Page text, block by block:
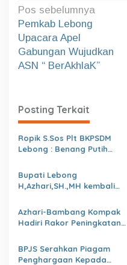
N
a
v
i
s
i
p
s
Pos sebelumnya
Pemkab Lebong
Upacara Apel
Gabungan Wujudkan
ASN “ BerAkhlaK”
Posting Terkait
Ropik S.Sos Plt BKPSDM
Lebong : Benang Putih
dan Isu Buruk Pelayanan
BKPSDM
Bupati Lebong
H,Azhari,SH.,MH kembali
Azhari-Bambang Kompak
Hadiri Rakor Peningkatan
kabupaten Lebong Tahun
2026
BPJS Serahkan Piagam
Penghargaan Kepada